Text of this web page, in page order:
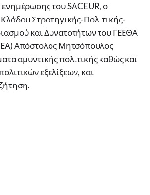
ενημέρωσης του SACEUR, ο
Στρατηγικής-Πολιτικής-
και Δυνατοτήτων του ΓΕΕΘΑ
Απόστολος Μητσόπουλος
αμυντικής πολιτικής καθώς και
εξελίξεων, και